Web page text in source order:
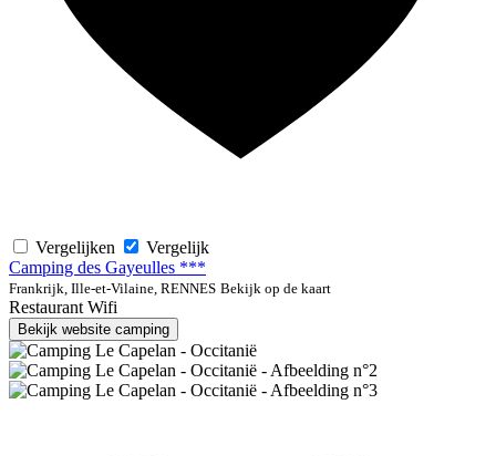
Vergelijken
Vergelijk
Camping des Gayeulles ***
Frankrijk, Ille-et-Vilaine, RENNES Bekijk op de kaart
Restaurant Wifi
Bekijk website camping